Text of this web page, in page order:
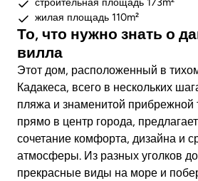
жилая площадь 110m²
То, что нужно знать о
вилла
Этот дом, расположенный в
Кадакеса, всего в нескольких
пляжа и знаменитой
прямо в центр города,
сочетание комфорта, дизайна и
атмосферы. Из разных уголков
прекрасные виды на море и